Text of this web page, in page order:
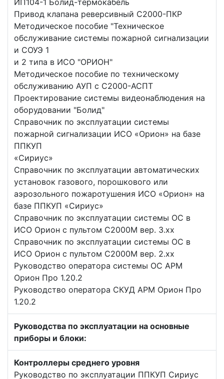
ИП104-1 Болид-термокабель
Привод клапана реверсивный С2000-ПКР
Методическое пособие "Техническое
обслуживание системы пожарной сигнализации
и СОУЭ 1
и 2 типа в ИСО "ОРИОН"
Методическое пособие по техническому
обслуживанию АУП с С2000-АСПТ
Проектирование системы видеонаблюдения на
оборудовании "Болид"
Справочник по эксплуатации системы
пожарной сигнализации ИСО «Орион» на базе
ППКУП
«Сириус»
Справочник по эксплуатации автоматических
установок газового, порошкового или
аэрозольного пожаротушения ИСО «Орион» на
базе ППКУП «Сириус»
Справочник по эксплуатации системы ОС в
ИСО Орион с пультом С2000М вер. 3.хх
Справочник по эксплуатации системы ОС в
ИСО Орион с пультом С2000М вер. 2.хх
Руководство оператора системы ОС АРМ
Орион Про 1.20.2
Руководство оператора СКУД АРМ Орион Про
1.20.2
Руководства по эксплуатации на основные
приборы и блоки:
Контроллеры среднего уровня
Руководство по эксплуатации ППКУП Сириус